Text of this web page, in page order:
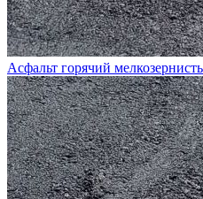
Асфальт горячий